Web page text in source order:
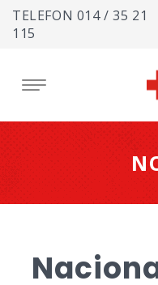
TELEFON 014 / 35 21
115